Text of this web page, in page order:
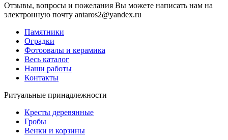
Отзывы, вопросы и пожелания Вы можете написать нам на
электронную почту antaros2@yandex.ru
Памятники
Оградки
Фотоовалы и керамика
Весь каталог
Наши работы
Контакты
Ритуальные принадлежности
Кресты деревянные
Гробы
Венки и корзины